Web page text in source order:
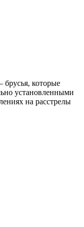
которые
установленными
на расстрелы